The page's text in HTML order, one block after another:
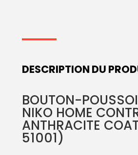
DESCRIPTION DU
BOUTON-
NIKO HOME
ANTHRACITE
51001)